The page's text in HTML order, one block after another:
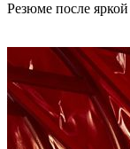
Резюме после